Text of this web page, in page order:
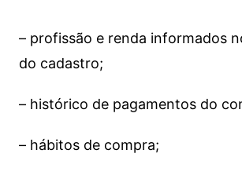
– profissão e renda informados
do cadastro;
– histórico de pagamentos do
– hábitos de compra;